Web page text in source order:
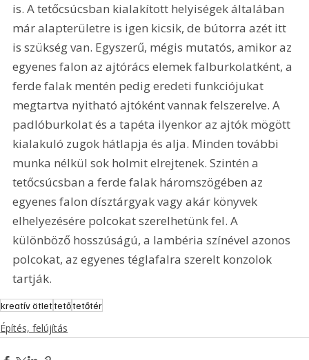
is. A tetőcsúcsban kialakított helyiségek általában
már alapterületre is igen kicsik, de bútorra azét itt
is szükség van. Egyszerű, mégis mutatós, amikor az
egyenes falon az ajtórács elemek falburkolatként, a
ferde falak mentén pedig eredeti funkciójukat
megtartva nyitható ajtóként vannak felszerelve. A
padlóburkolat és a tapéta ilyenkor az ajtók mögött
kialakuló zugok hátlapja és alja. Minden további
munka nélkül sok holmit elrejtenek. Szintén a
tetőcsúcsban a ferde falak háromszögében az
egyenes falon dísztárgyak vagy akár könyvek
elhelyezésére polcokat szerelhetünk fel. A
különböző hosszúságú, a lambéria színével azonos
polcokat, az egyenes téglafalra szerelt konzolok
tartják.
kreatív ötlettetőtetőtér
Építés, felújítás